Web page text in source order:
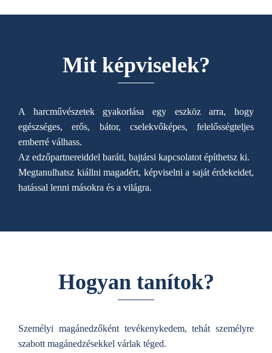
Mit képviselek?
A harcművészetek gyakorlása egy eszköz arra, hogy
egészséges, erős, bátor, cselekvőképes, felelősségteljes
emberré válhass.
Az edzőpartnereiddel baráti, bajtársi kapcsolatot építhetsz ki.
Megtanulhatsz kiállni magadért, képviselni a saját érdekeidet,
hatással lenni másokra és a világra.
Hogyan tanítok?
Személyi magánedzőként tevékenykedem, tehát személyre
szabott magánedzésekkel várlak téged.